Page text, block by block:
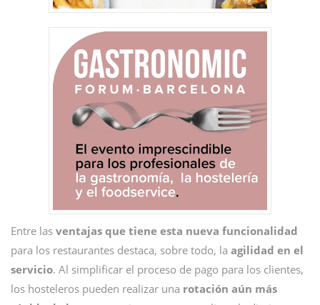
Entre las ventajas que tiene esta nueva funcionalidad
para los restaurantes destaca, sobre todo, la agilidad en el
servicio. Al simplificar el proceso de pago para los clientes,
los hosteleros pueden realizar una rotación aún más